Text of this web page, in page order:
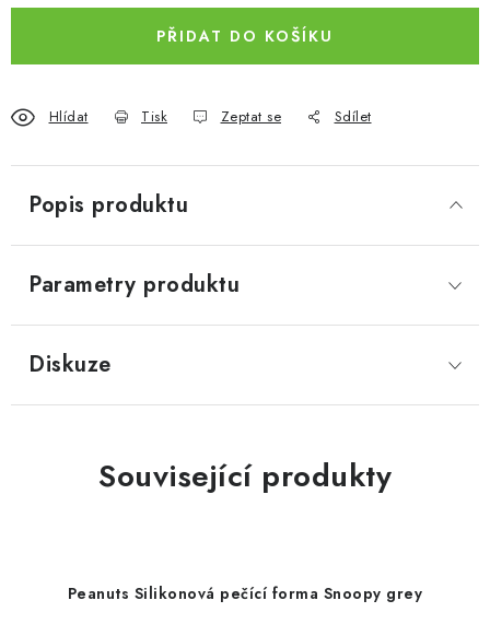
PŘIDAT DO KOŠÍKU
Tisk Zeptat se
Hlídat Sdílet
Popis produktu
Parametry produktu
Diskuze
Související produkty
Peanuts Silikonová pečící forma Snoopy grey